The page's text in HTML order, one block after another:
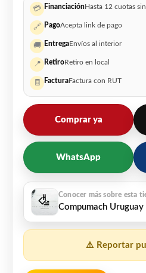
💳 FinanciaciónHasta 12 cuotas
🔗 PagoAcepta link de pago
🚚 EntregaEnvíos al interior
📍 RetiroRetiro en local
🧾 FacturaFactura con RUT
Comprar ya
WhatsApp
Compumach Uruguay
⚠️ Reportar